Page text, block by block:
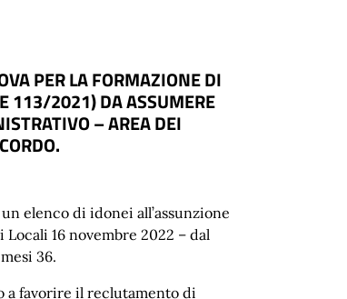
PER LA FORMAZIONE DI
113/2021) DA ASSUMERE
– AREA DEI
elenco di idonei all’assunzione
16 novembre 2022 – dal
mesi 36.
a favorire il reclutamento di